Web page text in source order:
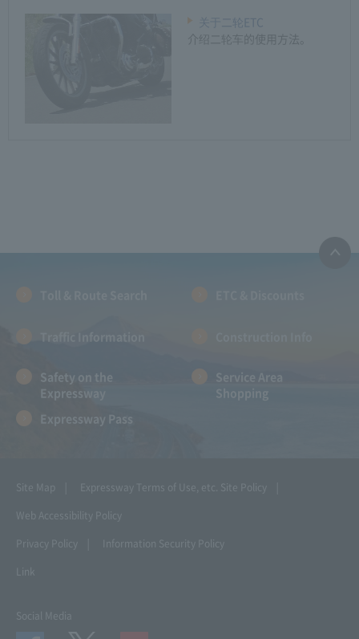
关于二轮ETC
介绍二轮车的使用方法。
Traffic Information
Safety on the
Expressway
Shopping
Expressway Pass
Site Map Expressway Terms of Use, etc. Site Policy
Web Accessibility Policy
Privacy Policy
Information Security Policy
Link
Social Media